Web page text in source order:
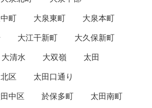
町 大泉東町
大泉本町
大江干新町
大久保新町
大清水 大双嶺
太田
区
太田口通り
中区 於保多町 太田南町